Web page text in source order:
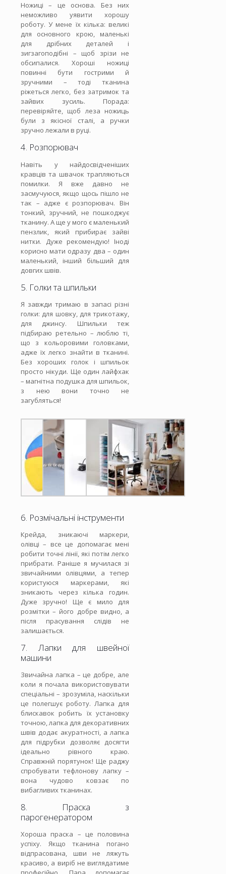
Ножиці – це основа. Без них
неможливо уявити хорошу
роботу. У мене їх кілька: великі
для основного крою, маленькі
для дрібних деталей і
зигзагоподібні – щоб зрізи не
обсипалися. Хороші ножиці
повинні бути гострими й
зручними – тоді тканина
ріжеться легко, без затримок та
зайвих зусиль. Порада:
перевіряйте, щоб леза ножиць
були з якісної сталі, а ручки
зручно лежали в руці.
4. Розпорювач
Навіть у найдосвідченіших
кравців та швачок трапляються
помилки. Я вже давно не
засмучуюся, якщо щось пішло не
так – адже є розпорювач. Він
тонкий, зручний, не пошкоджує
тканину. А ще у мого є маленький
пензлик, який прибирає зайві
нитки. Дуже рекомендую! Іноді
корисно мати одразу два – один
маленький, інший більший для
довгих швів.
5. Голки та шпильки
Я завжди тримаю в запасі різні
голки: для шовку, для трикотажу,
для джинсу. Шпильки теж
підбираю ретельно – люблю ті,
що з кольоровими головками,
адже їх легко знайти в тканині.
Без хороших голок і шпильок
просто нікуди. Ще один лайфхак
– магнітна подушка для шпильок,
з нею вони точно не
загубляться!
6. Розмічальні інструменти
Крейда, зникаючі маркери,
олівці – все це допомагає мені
робити точні лінії, які потім легко
прибрати. Раніше я мучилася зі
звичайними олівцями, а тепер
користуюся маркерами, які
зникають через кілька годин.
Дуже зручно! Ще є мило для
розмітки – його добре видно, а
після прасування слідів не
залишається.
7. Лапки для швейної
машини
Звичайна лапка – це добре, але
коли я почала використовувати
спеціальні – зрозуміла, наскільки
це полегшує роботу. Лапка для
блискавок робить їх установку
точною, лапка для декоративних
швів додає акуратності, а лапка
для підрубки дозволяє досягти
ідеально рівного краю.
Справжній порятунок! Ще раджу
спробувати тефлонову лапку –
вона чудово ковзає по
вибагливих тканинах.
8. Праска з
парогенератором
Хороша праска – це половина
успіху. Якщо тканина погано
відпрасована, шви не ляжуть
красиво, а виріб не виглядатиме